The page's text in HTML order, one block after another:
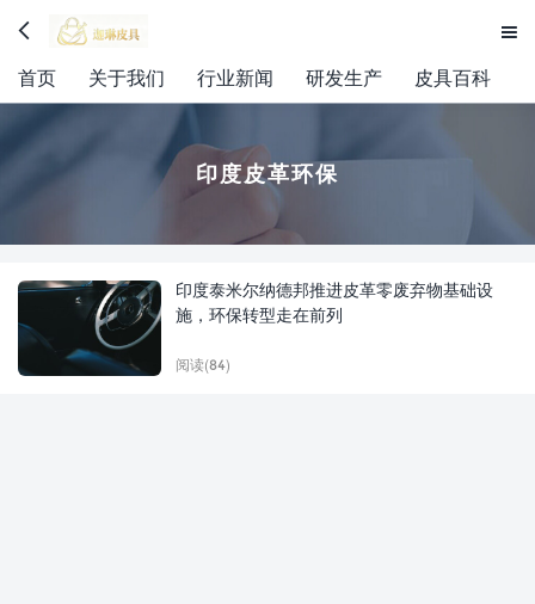
 
首页 关于我们 行业新闻 研发生产 皮具百科
印度皮革环保
印度泰米尔纳德邦推进皮革零废弃物基础设
施，环保转型走在前列
阅读(84)